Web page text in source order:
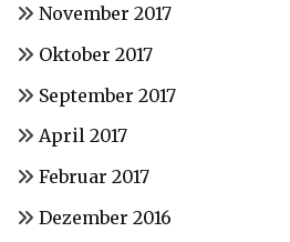
November 2017
Oktober 2017
September 2017
April 2017
Februar 2017
Dezember 2016